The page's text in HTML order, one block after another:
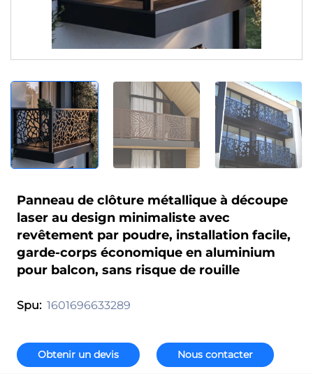
Panneau de clôture métallique à découpe
laser au design minimaliste avec
revêtement par poudre, installation facile,
garde-corps économique en aluminium
pour balcon, sans risque de rouille
Spu: 1601696633289
Obtenir un devis Nous contacter